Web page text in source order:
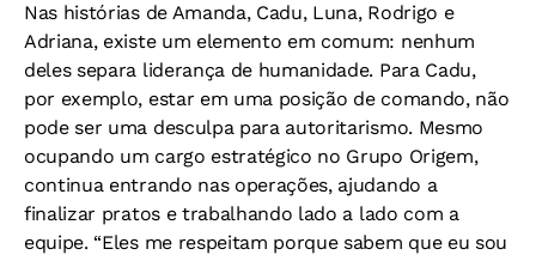
Nas histórias de Amanda, Cadu, Luna, Rodrigo e
Adriana, existe um elemento em comum: nenhum
deles separa liderança de humanidade. Para Cadu,
por exemplo, estar em uma posição de comando, não
pode ser uma desculpa para autoritarismo. Mesmo
ocupando um cargo estratégico no Grupo Origem,
continua entrando nas operações, ajudando a
finalizar pratos e trabalhando lado a lado com a
equipe. “Eles me respeitam porque sabem que eu sou